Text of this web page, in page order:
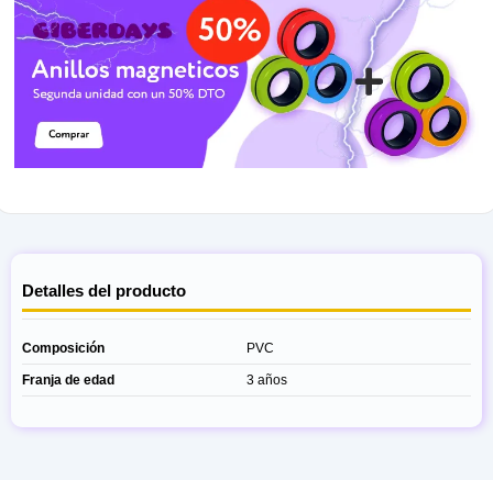
Detalles del producto
Composición PVC
Franja de edad 3 años